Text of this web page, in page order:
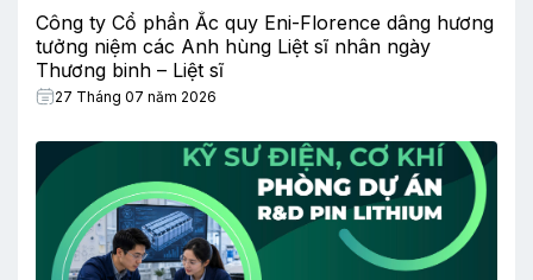
Công ty Cổ phần Ắc quy Eni-Florence dâng hương
tưởng niệm các Anh hùng Liệt sĩ nhân ngày
Thương binh – Liệt sĩ
27 Tháng 07 năm 2026